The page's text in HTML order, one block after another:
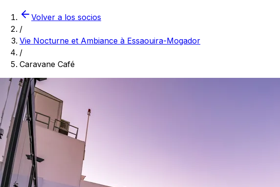
Volver a los socios
/
Vie Nocturne et Ambiance à Essaouira-Mogador
/
Caravane Café